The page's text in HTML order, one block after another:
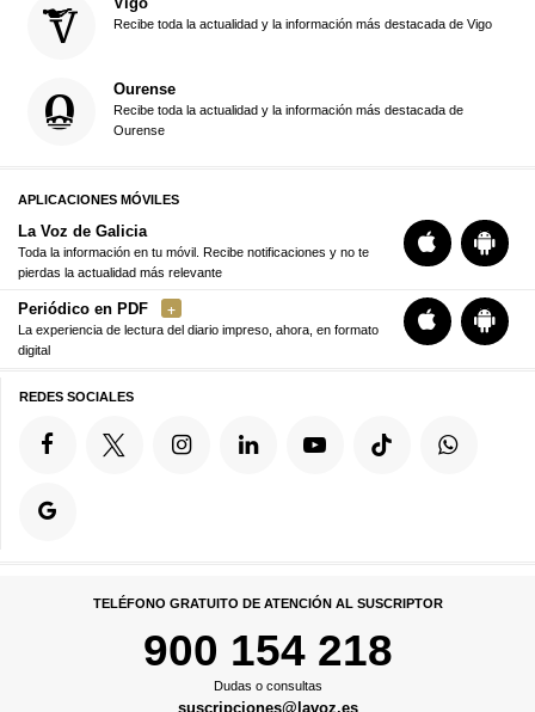
Recibe toda la actualidad y la información más destacada de Vigo
Ourense
Recibe toda la actualidad y la información más destacada de
Ourense
APLICACIONES MÓVILES
La Voz de Galicia
Toda la información en tu móvil. Recibe notificaciones y no te
pierdas la actualidad más relevante
Periódico en PDF
La experiencia de lectura del diario impreso, ahora, en formato
digital
REDES SOCIALES
TELÉFONO GRATUITO DE ATENCIÓN AL SUSCRIPTOR
900 154 218
Dudas o consultas
suscripciones@lavoz.es